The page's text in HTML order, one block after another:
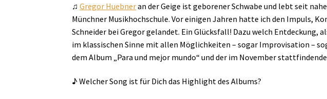
♫Gregor Huebneran der Geige ist geborener Schwabe und lebt seit
Münchner Musikhochschule. Vor einigen Jahren hatte ich den Impuls,
Schneider bei Gregor gelandet. Ein Glücksfall! Dazu welch Entdeckung,
im klassischen Sinne mit allen Möglichkeiten – sogar Improvisation –
dem Album „Para und mejor mundo“ und der im November
♪ Welcher Song ist für Dich das Highlight des Albums?